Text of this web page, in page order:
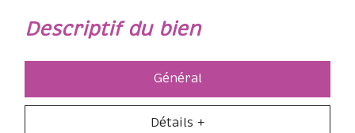
descriptif du bien
Général
Détails +